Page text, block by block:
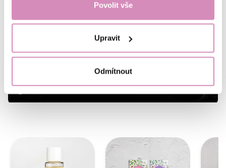
Povolit vše
Upravit
Odmítnout